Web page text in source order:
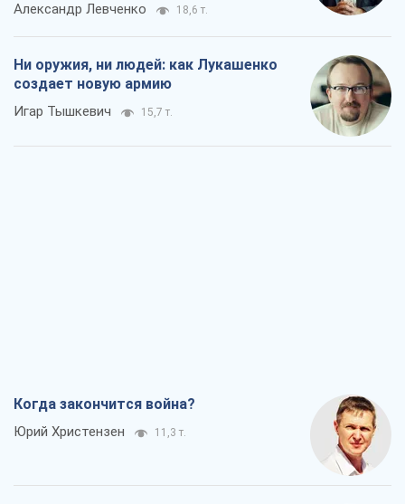
Александр Левченко 18,6 т.
Ни оружия, ни людей: как Лукашенко
создает новую армию
Игар Тышкевич 15,7 т.
Когда закончится война?
Юрий Христензен 11,3 т.